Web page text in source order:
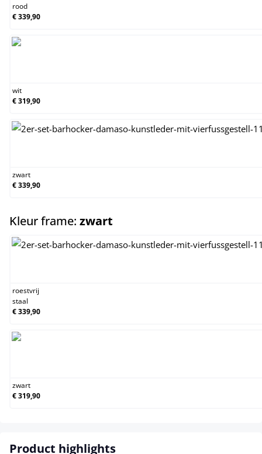
rood
€ 339,90
wit
€ 319,90
zwart
€ 339,90
Kleur frame: zwart
roestvrij
staal
€ 339,90
zwart
€ 319,90
Product highlights